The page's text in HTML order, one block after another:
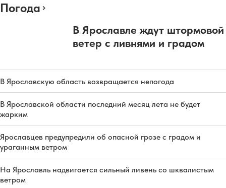
Погода
В Ярославле ждут штормовой
ветер с ливнями и градом
В Ярославскую область возвращается непогода
В Ярославской области последний месяц лета не будет
жарким
Ярославцев предупредили об опасной грозе с градом и
ураганным ветром
На Ярославль надвигается сильный ливень со шквалистым
ветром